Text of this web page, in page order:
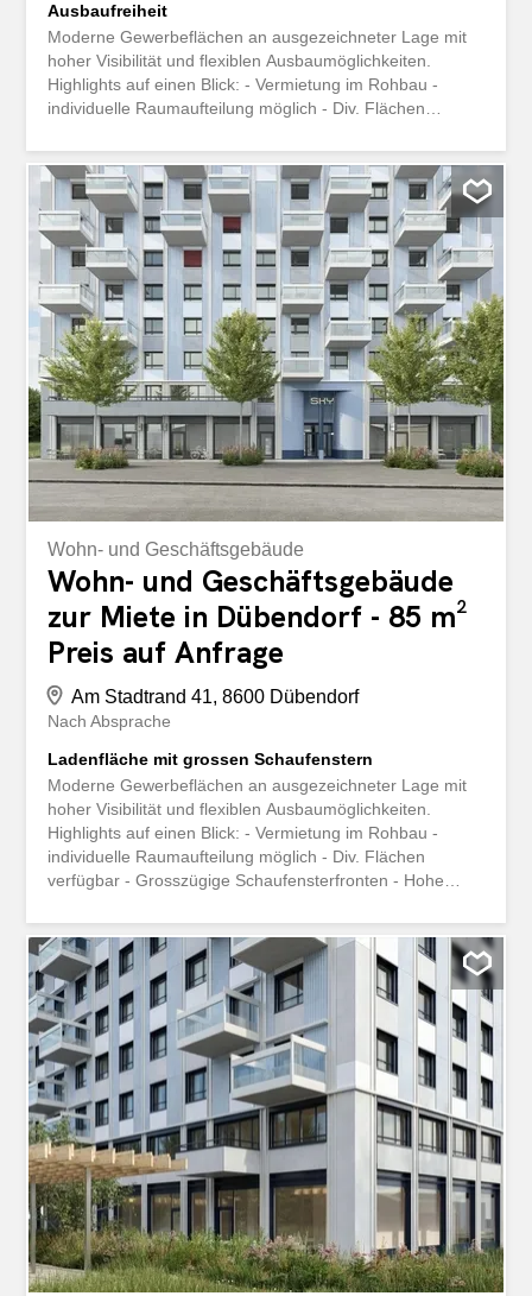
Ausbaufreiheit
Moderne Gewerbeflächen an ausgezeichneter Lage mit
hoher Visibilität und flexiblen Ausbaumöglichkeiten.
Highlights auf einen Blick: - Vermietung im Rohbau -
individuelle Raumaufteilung möglich - Div. Flächen
Sichtbarkeit an frequentierter Lage - Attraktiver Neubau
mit modernem Erscheinungsbild - Raumhöhe von ca.
3.53 m - Einstellhallenplätze vorhanden - Sonnenschutz
mit elektrischen Rafflamellenstoren - Fussbodenheizung
und Kühlungsmöglichkeit - Leistungsfähige Elektro- und
Lüftungsanschlüsse - Individuelle Werbe- und
Signaletikmöglichkeiten - Gute Erreichbarkeit mit Auto
und ÖV Ideal für Büro, Praxis, Dienstleistung, Showroom
oder Verkauf. Interessiert? Gerne zeigen wir Ihnen die
Fläche bei einer persönlichen Besichtigung. Kontaktieren
Sie uns für weitere Informationen.
Wohn- und Geschäftsgebäude
Wohn- und Geschäftsgebäude
zur Miete in Dübendorf - 85 m²
Preis auf Anfrage
Am Stadtrand 41, 8600 Dübendorf
Nach Absprache
Ladenfläche mit grossen Schaufenstern
Moderne Gewerbeflächen an ausgezeichneter Lage mit
hoher Visibilität und flexiblen Ausbaumöglichkeiten.
Highlights auf einen Blick: - Vermietung im Rohbau -
individuelle Raumaufteilung möglich - Div. Flächen
verfügbar - Grosszügige Schaufensterfronten - Hohe
mit modernem Erscheinungsbild - Raumhöhe von ca.
3.53 m - Einstellhallenplätze vorhanden - Sonnenschutz
mit elektrischen Rafflamellenstoren - Fussbodenheizung
und Kühlungsmöglichkeit - Leistungsfähige Elektro- und
Lüftungsanschlüsse - Individuelle Werbe- und
Signaletikmöglichkeiten - Gute Erreichbarkeit mit Auto
und ÖV Ideal für Büro, Praxis, Dienstleistung, Showroom
oder Verkauf. Interessiert? Gerne zeigen wir Ihnen die
Fläche bei einer persönlichen Besichtigung. Kontaktieren
Sie uns für weitere Informationen.